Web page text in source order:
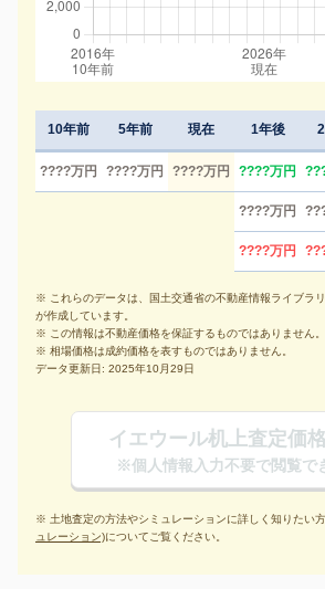
10年前 5年前 現在
????万円 ????万円 ????万円
1年後
????万円
????万円
????万円
※ これらのデータは、国土交通省の不動産情報ライブラ
が作成しています。
※ この情報は不動産価格を保証するものではありません。
※ 相場価格は成約価格を表すものではありません。
データ更新日: 2025年10月29日
イエウール机上査定価
※個人情報入力不要で閲覧で
※ 土地査定の方法やシミュレーションに詳しく知りたい方
ュレーション)についてご覧ください。